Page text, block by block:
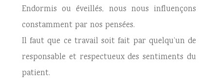
Endormis ou éveillés, nous nous influençons
constamment par nos pensées.
Il faut que ce travail soit fait par quelqu’un de
responsable et respectueux des sentiments du
patient.